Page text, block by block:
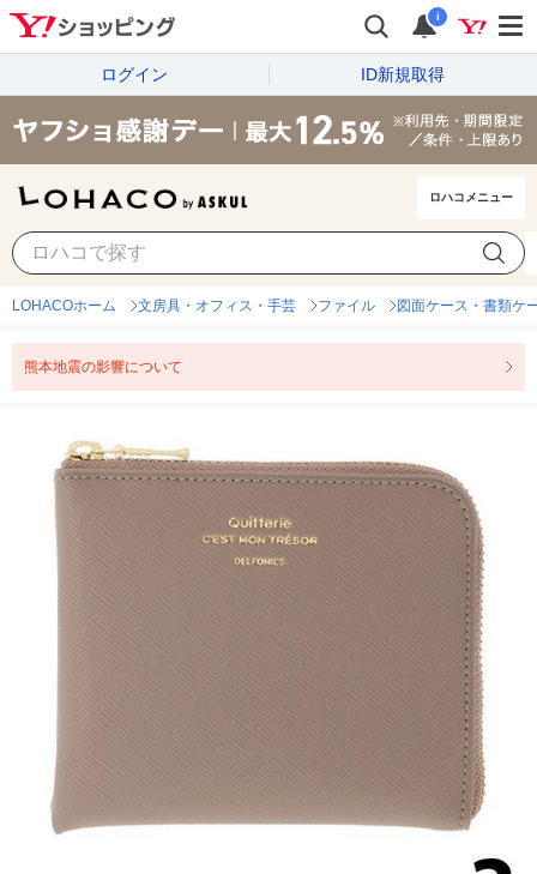
i
ログイン ID新規取得
ロハコメニュー
LOHACOホーム 文房具・オフィス・手芸 ファイル 図面ケース・書類ケ
熊本地震の影響について